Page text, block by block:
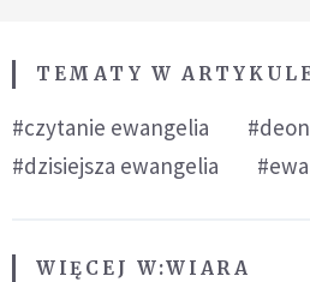
TEMATY W
#czytanie ewangelia
#dzisiejsza ewangelia
WIĘCEJ W:WIARA